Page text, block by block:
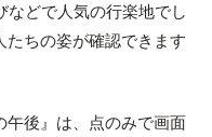
などで人気の行楽地でし
たちの姿が確認できます
午後』は、点のみで画面